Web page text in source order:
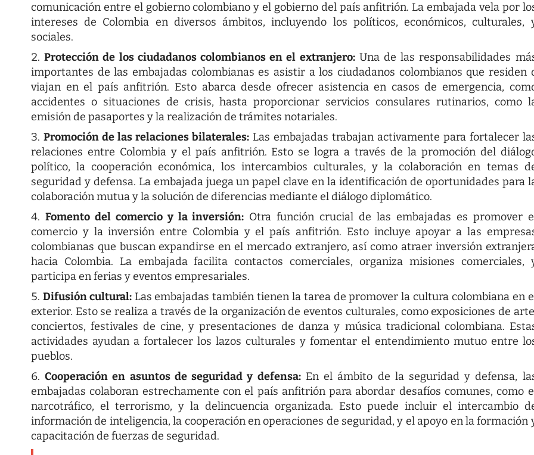
comunicación entre el gobierno colombiano y el gobierno del país anfitrión. La embajada vela por
intereses de Colombia en diversos ámbitos, incluyendo los políticos, económicos, culturales,
sociales.
Protección de los ciudadanos colombianos en el extranjero:Una de las responsabilidades
importantes de las embajadas colombianas es asistir a los ciudadanos colombianos que residen
viajan en el país anfitrión. Esto abarca desde ofrecer asistencia en casos de emergencia,
accidentes o situaciones de crisis, hasta proporcionar servicios consulares rutinarios, como
emisión de pasaportes y la realización de trámites notariales.
Promoción de las relaciones bilaterales:Las embajadas trabajan activamente para fortalecer
relaciones entre Colombia y el país anfitrión. Esto se logra a través de la promoción del
político, la cooperación económica, los intercambios culturales, y la colaboración en temas
seguridad y defensa. La embajada juega un papel clave en la identificación de oportunidades para
colaboración mutua y la solución de diferencias mediante el diálogo diplomático.
Fomento del comercio y la inversión: Otra función crucial de las embajadas es promover
comercio y la inversión entre Colombia y el país anfitrión. Esto incluye apoyar a las
colombianas que buscan expandirse en el mercado extranjero, así como atraer inversión
hacia Colombia. La embajada facilita contactos comerciales, organiza misiones comerciales,
participa en ferias y eventos empresariales.
Difusión cultural:Las embajadas también tienen la tarea de promover la cultura colombiana en
exterior. Esto se realiza a través de la organización de eventos culturales, como exposiciones de
conciertos, festivales de cine, y presentaciones de danza y música tradicional colombiana.
actividades ayudan a fortalecer los lazos culturales y fomentar el entendimiento mutuo entre
pueblos.
Cooperación en asuntos de seguridad y defensa:En el ámbito de la seguridad y defensa,
embajadas colaboran estrechamente con el país anfitrión para abordar desafíos comunes, como
narcotráfico, el terrorismo, y la delincuencia organizada. Esto puede incluir el intercambio
información de inteligencia, la cooperación en operaciones de seguridad, y el apoyo en la formación
capacitación de fuerzas de seguridad.